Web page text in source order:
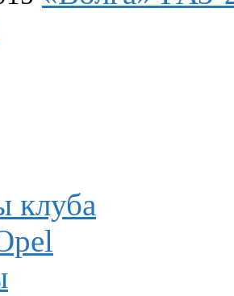
клуба